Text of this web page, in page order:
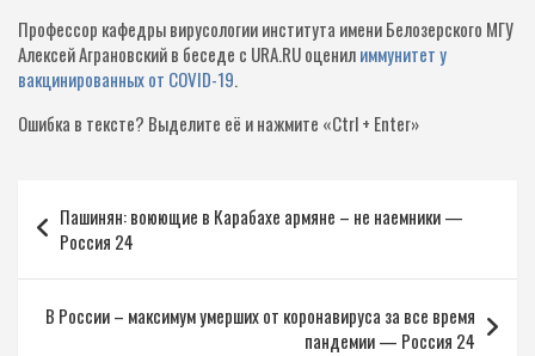
Профессор кафедры вирусологии института имени Белозерского МГУ
Алексей Аграновский в беседе с URA.RU оценилиммунитет у
вакцинированных от COVID-19.
Ошибка в тексте? Выделите её и нажмите «Ctrl + Enter»
по
записям
Пашинян: воюющие в Карабахе армяне – не наемники —
Россия 24
В России – максимум умерших от коронавируса за все время
пандемии — Россия 24